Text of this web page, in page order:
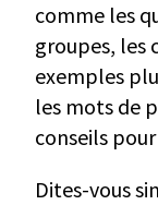
comme les
groupes, les
exemples
les mots de
conseils
Dites-vous